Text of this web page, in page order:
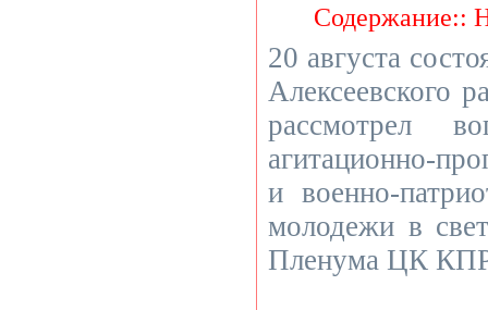
Содержание::
20 августа
Алексеевского
рассмотрел
агитационно-
и военно-
молодежи в
Пленума ЦК